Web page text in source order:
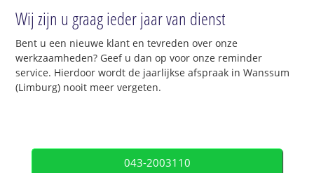
Wij zijn u graag ieder jaar van dienst
Bent u een nieuwe klant en tevreden over onze
werkzaamheden? Geef u dan op voor onze reminder
service. Hierdoor wordt de jaarlijkse afspraak in Wanssum
(Limburg) nooit meer vergeten.
043-2003110